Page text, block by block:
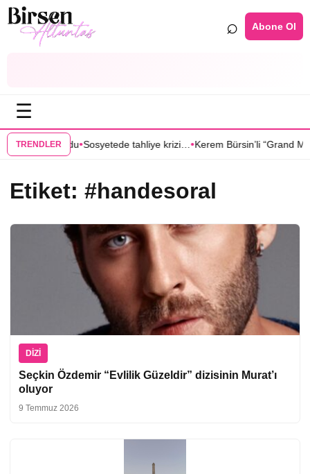
⌕ Abone Ol
☰
TRENDLER
partneri oldu Sosyetede tahliye krizi…•Kerem Bürsin’li “Grand
Etiket: #handesoral
DIZI
Seçkin Özdemir “Evlilik Güzeldir” dizisinin Murat’ı
oluyor
9 Temmuz 2026